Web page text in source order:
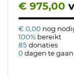
€ 975,00
€ 0,00 nog
100% bereikt
85 donaties
0dagen te gaan